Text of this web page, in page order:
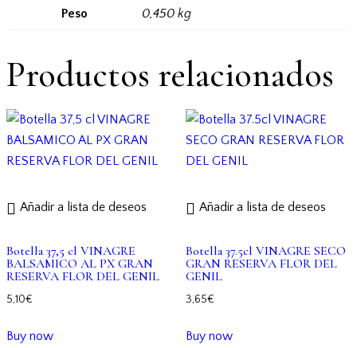
Peso 0,450 kg
Productos relacionados
Añadir a lista de deseos
Botella 37,5 cl VINAGRE
BALSAMICO AL PX GRAN
RESERVA FLOR DEL GENIL
5,10€
Buy now
Añadir a lista de deseos
Botella 37.5cl VINAGRE SECO
GRAN RESERVA FLOR DEL
GENIL
3,65€
Buy now